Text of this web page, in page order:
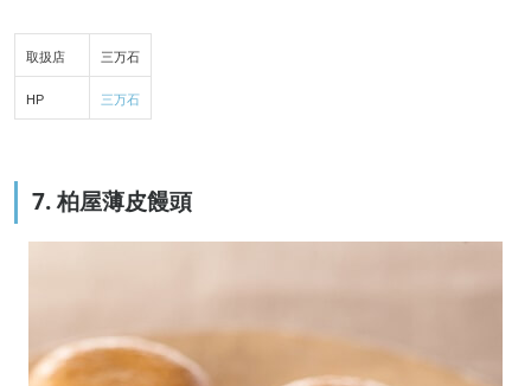
取扱店 三万石
HP 三万石
7. 柏屋薄皮饅頭